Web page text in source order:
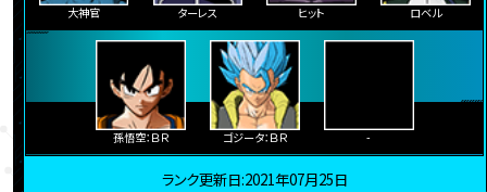
大神官 ターレス ヒット ロベル
孫悟空：ＢＲ ゴジータ：ＢＲ -
ランク更新日:2021年07月25日